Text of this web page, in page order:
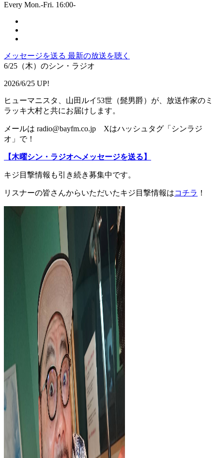
Every Mon.-Fri. 16:00-
メッセージを送る 最新の放送を聴く
6/25（木）のシン・ラジオ
2026/6/25 UP!
ヒューマニスタ、山田ルイ53世（髭男爵）が、放送作家のミ
ラッキ大村と共にお届けします。
メールは radio@bayfm.co.jp Xはハッシュタグ「シンラジ
オ」で！
【木曜シン・ラジオへメッセージを送る】
キジ目撃情報も引き続き募集中です。
リスナーの皆さんからいただいたキジ目撃情報はコチラ ！